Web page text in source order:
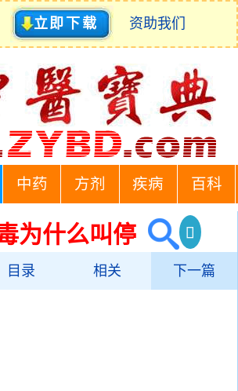
立即下载 资助我们
中药 方剂 疾病 百科
为什么叫停
目录 相关 下一篇